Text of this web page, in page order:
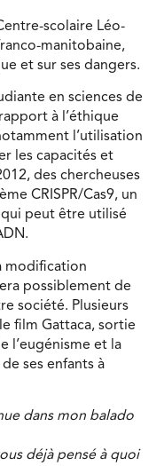
scolaire Léo-
manitobaine,
et sur ses dangers.
en sciences de
à l’éthique
l’utilisation
les capacités et
des chercheuses
CRISPR/Cas9, un
peut être utilisé
modification
possiblement de
société. Plusieurs
film Gattaca, sortie
l’eugénisme et la
ses enfants à
dans mon balado
déjà pensé à quoi